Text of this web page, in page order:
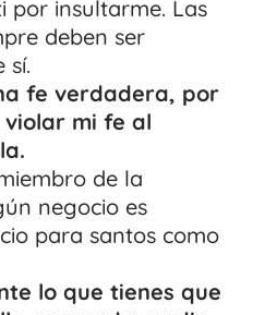
por insultarme. Las
deben ser
sí.
fe verdadera, por
mi fe al
de la
negocio es
para santos como
lo que tienes que